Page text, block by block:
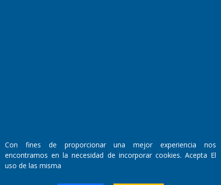
Director Periodístico:
Walter René Goñi
Con fines de proporcionar una mejor experiencia nos
encontramos en la necesidad de incorporar cookies. Acepta El
uso de las misma